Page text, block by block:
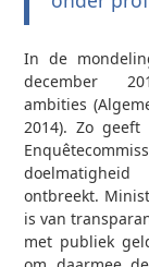
In de
december
ambities
2014). Zo
ontbreekt.
is van
met publiek